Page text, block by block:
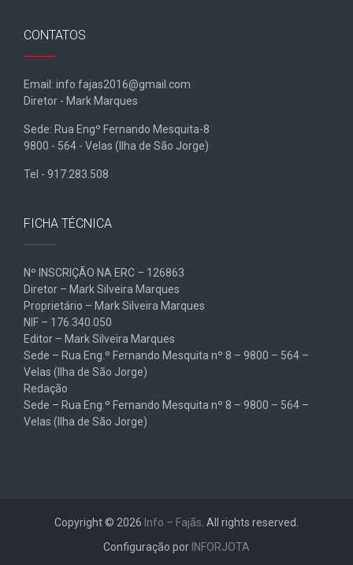
CONTATOS
Email: info.fajas2016@gmail.com
Diretor - Mark Marques
Sede: Rua Engº Fernando Mesquita-8
9800 - 564 - Velas (Ilha de São Jorge)
Tel - 917.283.508
FICHA TÉCNICA
Nº INSCRIÇÃO NA ERC – 126863
Diretor – Mark Silveira Marques
Proprietário – Mark Silveira Marques
NIF – 176.340.050
Editor – Mark Silveira Marques
Sede – Rua Eng.º Fernando Mesquita nº 8 – 9800 – 564 –
Velas (Ilha de São Jorge)
Redação
Sede – Rua Eng.º Fernando Mesquita nº 8 – 9800 – 564 –
Velas (Ilha de São Jorge)
Copyright © 2026 Info – Fajãs. All rights reserved.
Configuração por INFORJOTA